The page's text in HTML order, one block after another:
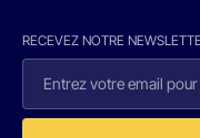
RECEVEZ NOTRE